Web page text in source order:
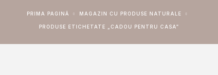
PRIMA PAGINĂ MAGAZIN CU PRODUSE NATURALE
PRODUSE ETICHETATE „CADOU PENTRU CASA”